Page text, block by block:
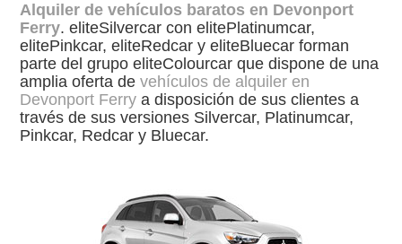
Alquiler de vehículos baratos en Devonport
Ferry. eliteSilvercar con elitePlatinumcar,
elitePinkcar, eliteRedcar y eliteBluecar forman
parte del grupo eliteColourcar que dispone de una
amplia oferta devehículos de alquiler en
Devonport Ferry a disposición de sus clientes a
través de sus versiones Silvercar, Platinumcar,
Pinkcar, Redcar y Bluecar.